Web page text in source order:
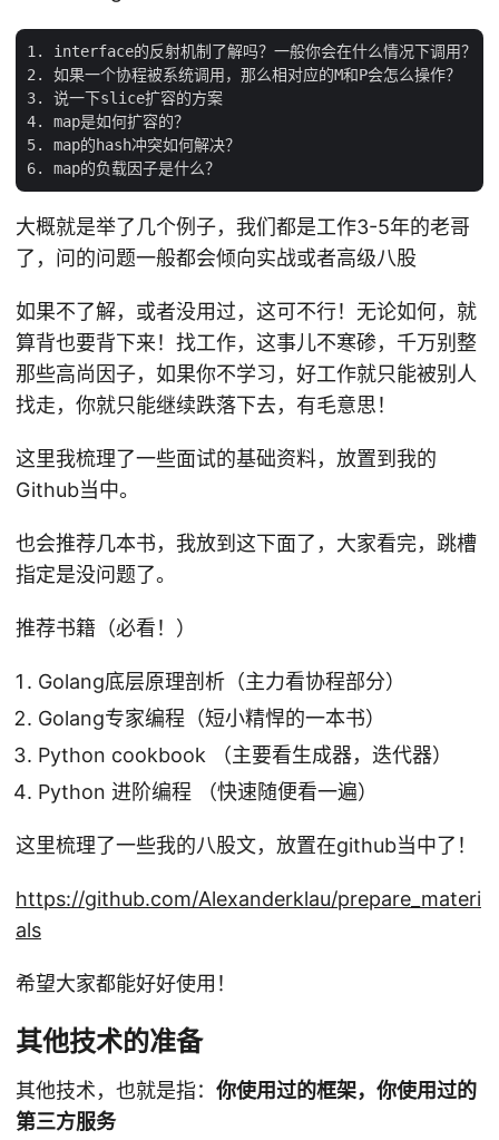
1. interface的反射机制了解吗？一般你会在什么情况下调用？
2. 如果一个协程被系统调用，那么相对应的M和P会怎么操作？
3. 说一下slice扩容的方案
4. map是如何扩容的？
5. map的hash冲突如何解决？
大概就是举了几个例子，我们都是工作3-5年的老哥
了，问的问题一般都会倾向实战或者高级八股
如果不了解，或者没用过，这可不行！无论如何，就
算背也要背下来！找工作，这事儿不寒碜，千万别整
那些高尚因子，如果你不学习，好工作就只能被别人
找走，你就只能继续跌落下去，有毛意思！
这里我梳理了一些面试的基础资料，放置到我的
Github当中。
也会推荐几本书，我放到这下面了，大家看完，跳槽
指定是没问题了。
推荐书籍（必看！）
Golang底层原理剖析（主力看协程部分）
Golang专家编程（短小精悍的一本书）
Python cookbook （主要看生成器，迭代器）
Python 进阶编程 （快速随便看一遍）
这里梳理了一些我的八股文，放置在github当中了！
https://github.com/Alexanderklau/prepare_materi
als
希望大家都能好好使用！
其他技术的准备
其他技术，也就是指： 你使用过的框架，你使用过的
第三方服务